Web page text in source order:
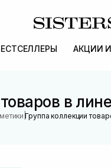
АКЦИИ
в
|Группа коллекции